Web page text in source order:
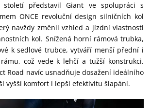
představil Giant ve spolupráci s
ONCE revoluční design silničních kol
navždy změnil vzhled a jízdní vlastnosti
kol. Snížená horní rámová trubka,
k sedlové trubce, vytváří menší přední i
což vede k lehčí a tužší konstrukci.
Road navíc usnadňuje dosažení ideálního
vyšší komfort i lepší efektivitu šlapání.